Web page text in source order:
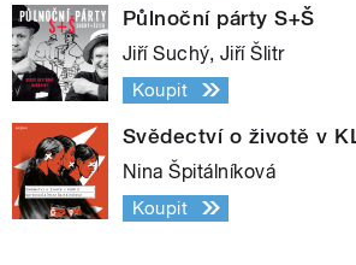
Půlnoční párty S+Š
Jiří Suchý, Jiří Šlitr
Koupit
Svědectví o životě v
Nina Špitálníková
Koupit